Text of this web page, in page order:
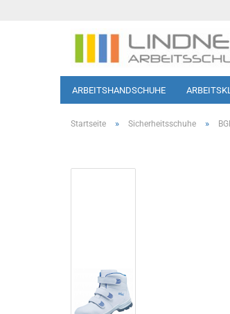
ARBEITSHANDSCHUHE
SOFTSHELL-JACKEN
Startseite » Sicherheitsschuhe »